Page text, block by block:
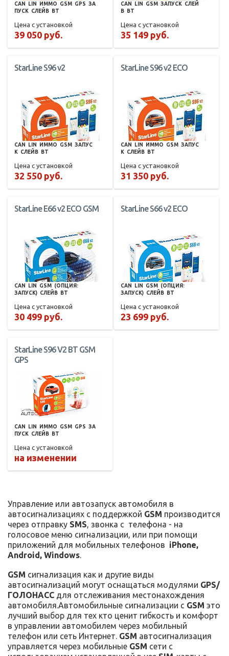
CAN LIN ИММО GSM GPS ЗА
ПУСК СЛЕЙВ BT
Цена с установкой
39 050 руб.
CAN LIN GSM ЗАПУСК СЛЕЙ
В
BT
Цена с установкой
35 149 руб.
StarLine S96 v2
CAN LIN ИММО GSM ЗАПУС
К СЛЕЙВ BT
Цена с установкой
32 550 руб.
StarLine S96 v2 ECO
CAN LIN ИММО GSM ЗАПУС
К СЛЕЙВ BT
Цена с установкой
31 350 руб.
StarLine E66 v2 ECO GSM
CAN LIN GSM (ОПЦИЯ:
ЗАПУСК) СЛЕЙВ BT
Цена с установкой
30 499 руб.
StarLine S66 v2 ECO
CAN LIN GSM (ОПЦИЯ:
ЗАПУСК) СЛЕЙВ BT
Цена с установкой
23 699 руб.
StarLine S96 V2 BT GSM
GPS
CAN LIN ИММО GSM GPS ЗА
ПУСК СЛЕЙВ BT
Цена с установкой
на изменении
Управление или автозапуск автомобиля в
автосигнализациях с поддержкой GSM производится
через отправку SMS, звонка с телефона - на
голосовое меню сигнализации, или при помощи
приложений для мобильных телефонов iPhone,
Android, Windows.
GSM сигнализация как и другие виды
автосигнализаций могут оснащаться модулями GPS/
ГОЛОНАСС для отслеживания местонахождения
автомобиля.Автомобильные сигнализации с GSM это
лучший выбор для тех кто ценит гибкость и комфорт
в управлении автомобилем через мобильный
телефон или сеть Интернет. GSM автосигнализация
управляется через мобильные GSM сети с